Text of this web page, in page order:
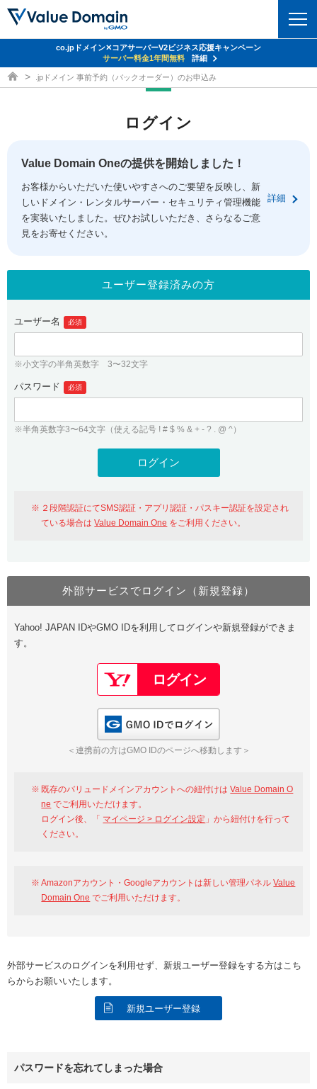
ドメイントップ
ドメイン移管
ドメイン価格一覧
ドメイン一括検索
.jpドメインオークション
gTLDオークション NEW!
.jpドメインバックオーダー
プレミアムドメイン
人気ドメインの種類
WHOIS検索
コアサーバー
バリューサーバー
XREA
セキュリティトップ
Value Domain ネットde診断
SSL証明書
サービストップ
お得意様割引
紹介制度
バリュードメインAPI
ドメイン・ホスティングOEM
facebook
ログイン
従来のバリュードメインをご利用希望の方
Value Domainにログイン
おすすめ One レンタルサーバーを含む最新の機能を使う方
Value Domain Oneにログイン
Google
GMO ID Amazon
※AmazonはValue Domain Oneのログイン画面へ遷移します
ユーザー登録
Value Domain Oneアカウント作成
以下でも登録可能
Google Yahoo!
GMO ID
co.jpドメイン✕コアサーバーV2ビジネス応援キャンペーン
サーバー料金1年間無料
詳細
ドメイン取得ならバリュードメイン
.jpドメイン 事前予約（バックオーダー）のお申込み
ログイン
Value Domain Oneの提供を開始しました！
お客様からいただいた使いやすさへのご要望を反映し、新
しいドメイン・レンタルサーバー・セキュリティ管理機能
を実装いたしました。ぜひお試しいただき、さらなるご意
見をお寄せください。
詳細
ユーザー登録済みの方
ユーザー名 必須
※小文字の半角英数字 3〜32文字
パスワード 必須
※半角英数字3〜64文字（使える記号 ! # $ % & + - ? . @ ^）
２段階認証にてSMS認証・アプリ認証・パスキー認証を設定され
ている場合はValue Domain One をご利用ください。
外部サービスでログイン（新規登録）
Yahoo! JAPAN IDやGMO IDを利用してログインや新規登録ができま
す。
＜連携前の方はGMO IDのページへ移動します＞
既存のバリュードメインアカウントへの紐付けはValue Domain O
ne でご利用いただけます。
ログイン後、「 マイページ > ログイン設定 」から紐付けを行って
ください。
Amazonアカウント・Googleアカウントは新しい管理パネルValue
Domain One でご利用いただけます。
外部サービスのログインを利用せず、新規ユーザー登録をする方はこち
らからお願いいたします。
新規ユーザー登録
パスワードを忘れてしまった場合